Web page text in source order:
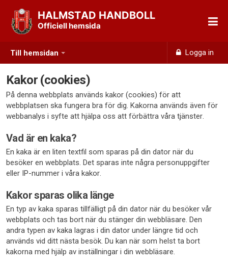
Till hemsidan Logga in
HALMSTAD HANDBOLL
Officiell hemsida
Kakor (cookies)
På denna webbplats används kakor (cookies) för att
webbplatsen ska fungera bra för dig. Kakorna används även för
webbanalys i syfte att hjälpa oss att förbättra våra tjänster.
Vad är en kaka?
En kaka är en liten textfil som sparas på din dator när du
besöker en webbplats. Det sparas inte några personuppgifter
eller IP-nummer i våra kakor.
Kakor sparas olika länge
En typ av kaka sparas tillfälligt på din dator när du besöker vår
webbplats och tas bort när du stänger din webbläsare. Den
andra typen av kaka lagras i din dator under längre tid och
används vid ditt nästa besök. Du kan när som helst ta bort
kakorna med hjälp av inställningar i din webbläsare.